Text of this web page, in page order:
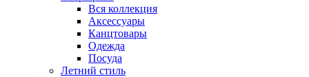
Вся коллекция
Аксессуары
Канцтовары
Одежда
Посуда
Летний стиль